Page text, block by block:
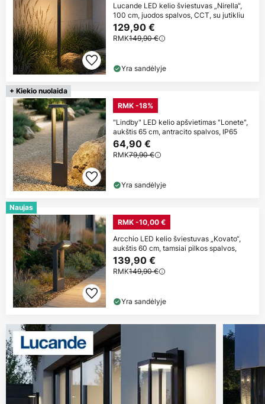
Lucande LED kelio šviestuvas „Nirella“,
100 cm, juodos spalvos, CCT, su jutikliu
129,90 €
RMK149,90 €
Yra sandėlyje
+ Kiekio nuolaida
RMK -18%
"Lindby" LED kelio apšvietimas "Lonete",
aukštis 65 cm, antracito spalvos, IP65
64,90 €
RMK79,90 €
Yra sandėlyje
Naujas
RMK -10,00 €
Arcchio LED kelio šviestuvas „Kovato“,
aukštis 60 cm, tamsiai pilkos spalvos,
139,90 €
RMK149,90 €
Yra sandėlyje